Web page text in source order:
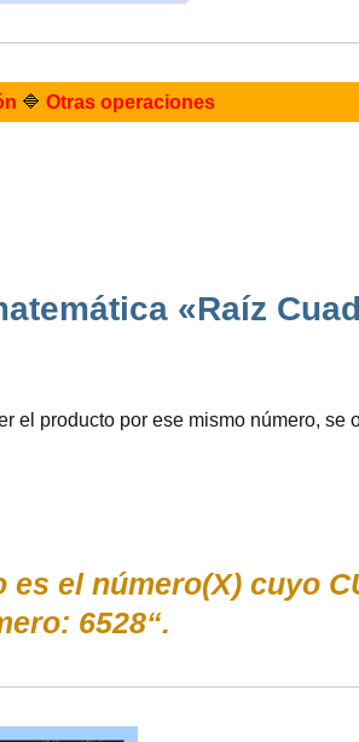
🔷 Otras operaciones
«Raíz
el producto por ese mismo número, se
el número(X) cuyo
6528“.